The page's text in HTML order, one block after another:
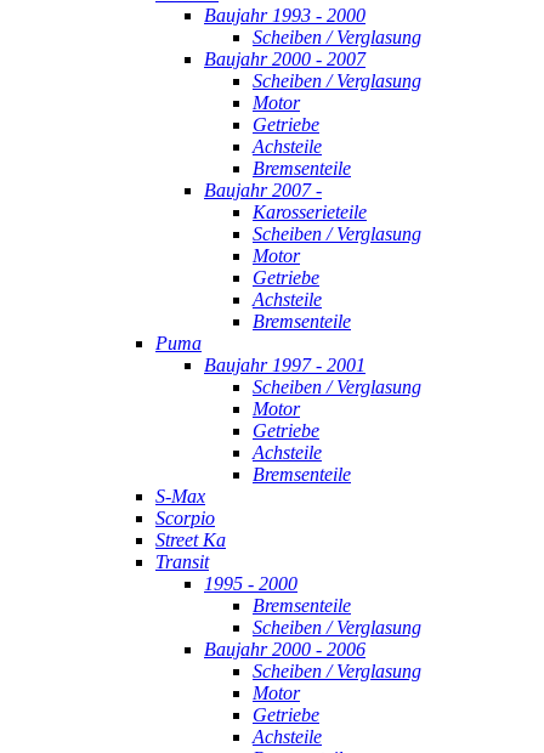
Baujahr 1993 - 2000
Scheiben / Verglasung
Baujahr 2000 - 2007
Scheiben / Verglasung
Motor
Getriebe
Achsteile
Bremsenteile
Baujahr 2007 -
Karosserieteile
Scheiben / Verglasung
Motor
Getriebe
Achsteile
Bremsenteile
Puma
Baujahr 1997 - 2001
Scheiben / Verglasung
Motor
Getriebe
Achsteile
Bremsenteile
S-Max
Scorpio
Street Ka
Transit
1995 - 2000
Bremsenteile
Scheiben / Verglasung
Baujahr 2000 - 2006
Scheiben / Verglasung
Motor
Getriebe
Achsteile